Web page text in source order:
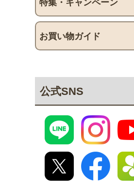
特集・キャンペーン
お買い物ガイド
公式SNS